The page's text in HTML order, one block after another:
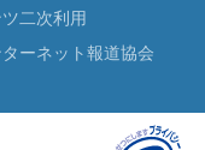
二次利用
ーネット報道協会